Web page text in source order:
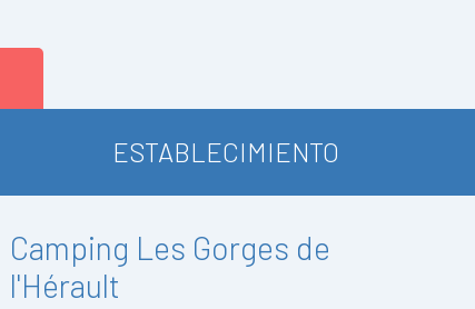
ESTABLECIMIENTO
Camping Les Gorges de
l'Hérault